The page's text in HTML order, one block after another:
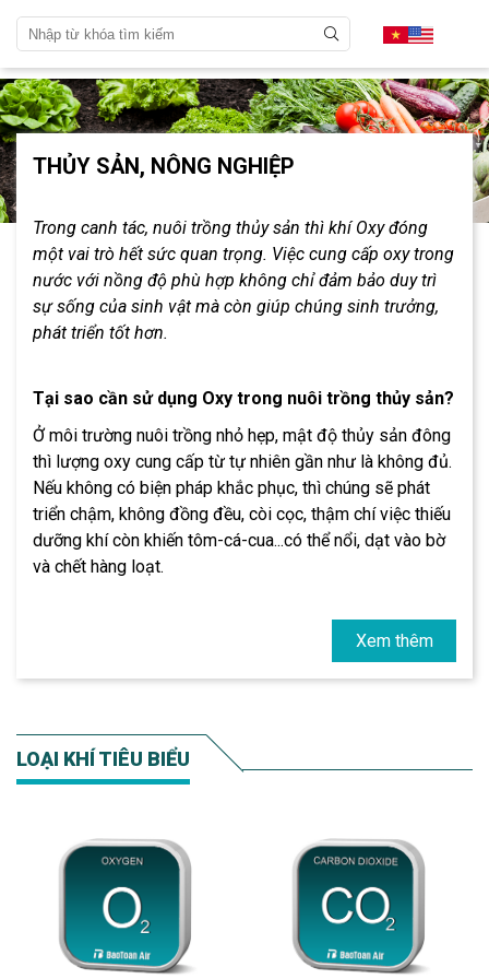
THỦY SẢN, NÔNG NGHIỆP
Trong canh tác, nuôi trồng thủy sản thì khí Oxy đóng
một vai trò hết sức quan trọng. Việc cung cấp oxy trong
nước với nồng độ phù hợp không chỉ đảm bảo duy trì
sự sống của sinh vật mà còn giúp chúng sinh trưởng,
phát triển tốt hơn.
Tại sao cần sử dụng Oxy trong nuôi trồng thủy sản?
Ở môi trường nuôi trồng nhỏ hẹp, mật độ thủy sản đông
thì lượng oxy cung cấp từ tự nhiên gần như là không đủ.
Nếu không có biện pháp khắc phục, thì chúng sẽ phát
triển chậm, không đồng đều, còi cọc, thậm chí việc thiếu
dưỡng khí còn khiến tôm-cá-cua...có thể nổi, dạt vào bờ
và chết hàng loạt.
nguyên nhân làm cho sức đề kháng của cá, tôm, cua,...
chất có tính cồn, axit hữu cơ, H2S, CH4,... gây độc hại và
bệnh cho tôm, cá.
Biện pháp khắc phục, nâng cao chất lượng nuôi
trồng thủy sản
Như vậy, muốn tôm, cua, cá,... phát triển tốt, đạt năng
suất cao, chúng ta có thể cung cấp một lượng khí Oxy
đủ lớn cho các sinh vật bằng cách sử dụng:
Xem thêm
LOẠI KHÍ TIÊU BIỂU